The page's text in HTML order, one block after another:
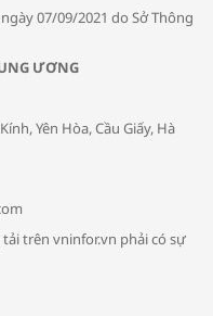
phòng tránh bệnh
trong thời tiết giao mùa
cho em
07/09/2021 do Sở Thông
ƯƠNG
Yên Hòa, Cầu Giấy, Hà
trên vninfor.vn phải có sự